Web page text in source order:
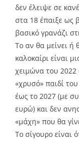
δεν έλειψε σε
στα 18 έπαιξε ως
βασικό γρανάζι
Το αν θα μείνει ή
καλοκαίρι είναι
χειμώνα του
«χρυσό» παιδί
έως το 2027 (με
ευρώ) και δεν
«μάχη» που θα
Το σίγουρο είναι